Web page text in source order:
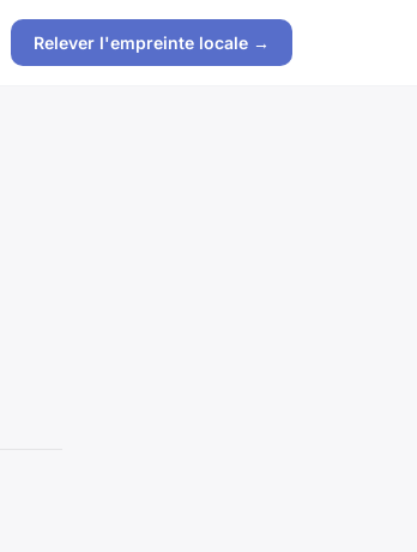
Relever l'empreinte locale →